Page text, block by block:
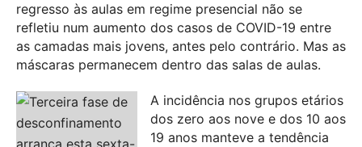
regresso às aulas em regime presencial não se
refletiu num aumento dos casos de COVID-19 entre
as camadas mais jovens, antes pelo contrário. Mas as
máscaras permanecem dentro das salas de aulas.
A incidência nos grupos etários
dos zero aos nove e dos 10 aos
19 anos manteve a tendência